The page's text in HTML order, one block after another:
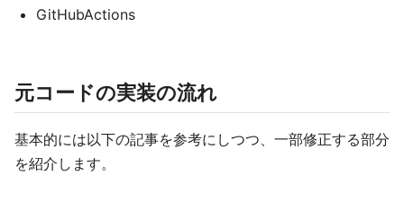
GitHubActions
元コードの実装の流れ
基本的には以下の記事を参考にしつつ、一部修正する部分
を紹介します。